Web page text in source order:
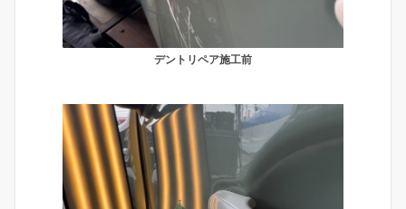
デントリペア施工前